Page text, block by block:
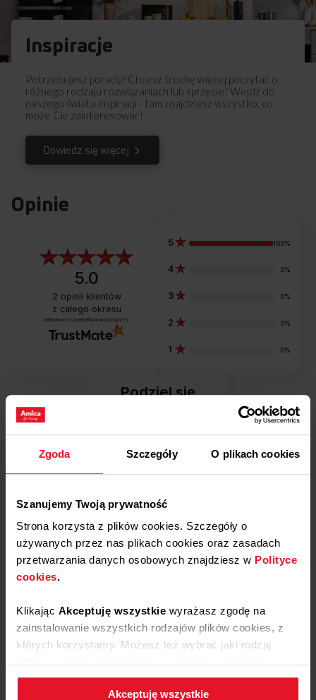
Zgoda Szczegóły O plikach cookies
Szanujemy Twoją prywatność
Strona korzysta z plików cookies. Szczegóły o
używanych przez nas plikach cookies oraz zasadach
przetwarzania danych osobowych znajdziesz w Polityce
cookies.
Klikając Akceptuję wszystkie wyrażasz zgodę na
zainstalowanie wszystkich rodzajów plików cookies, z
których korzystamy. Możesz też wybrać jaki rodzaj
klikającZmień ustawienia.
Akceptuję wszystkie
Inspiracje
Potrzebujesz porady? Chcesz trochę więcej poczytać o
różnego rodzaju rozwiązaniach lub sprzęcie? Wejdź do
naszego świata inspiracji - tam znajdziesz wszystko, co
może Cię zainteresować!
Dowiedz się więcej
Opinie
5.0
2 opinii klientów
z całego okresu
zebranych i zweryfikowanych przez
5 100%
4 0%
3 0%
2 0%
1 0%
Podziel się
Jak zbieramy opinie?
Opinie klientów
Monika zweryfikowano
5